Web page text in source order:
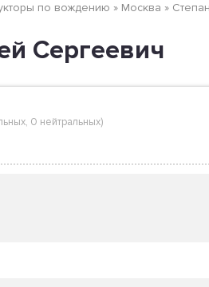
по вождению » Москва »
Сергеевич
, 0 нейтральных)